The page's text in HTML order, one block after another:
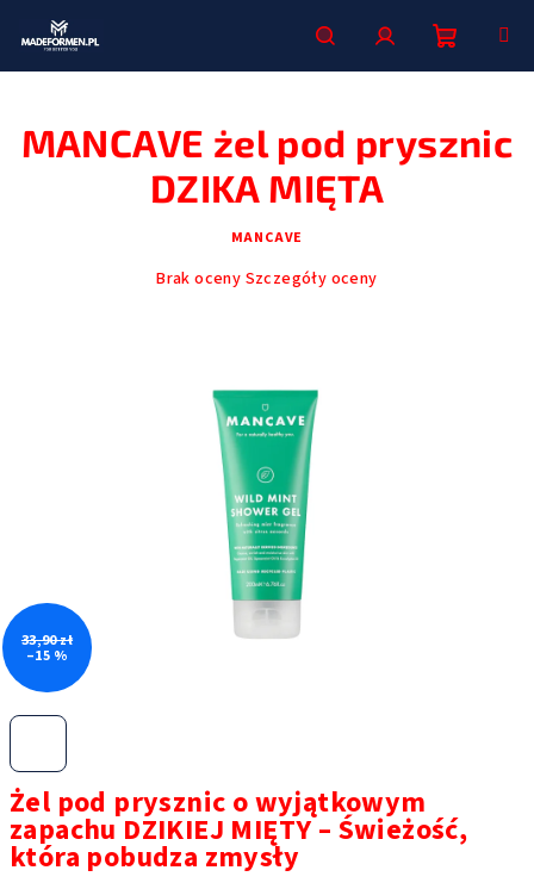
SzukajZaloguj
się
Koszyk
Żel pod prysznic o wyjątkowym
zapachu DZIKIEJ MIĘTY – Świeżość,
która pobudza zmysły
MANCAVE żel pod prysznic
DZIKA MIĘTA
MANCAVE
Średnia
gwiazdek.
Brak oceny Szczegóły oceny
33,90 zł
–15 %